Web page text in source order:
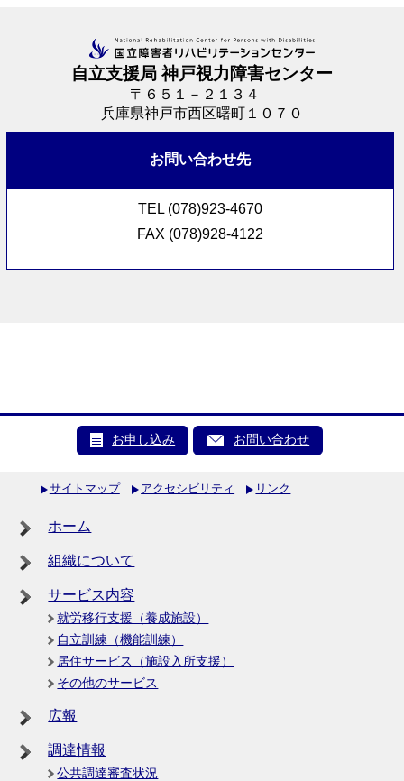
自立支援局 神戸視力障害センター
〒６５１－２１３４
兵庫県神戸市西区曙町１０７０
お問い合わせ先
TEL (078)923-4670
FAX (078)928-4122
お申し込み お問い合わせ
サイトマップ アクセシビリティ リンク
ホーム
組織について
サービス内容
就労移行支援（養成施設）
自立訓練（機能訓練）
居住サービス（施設入所支援）
その他のサービス
広報
調達情報
公共調達審査状況